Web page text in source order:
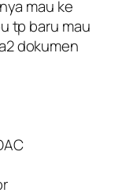
mau ke
tp baru mau
dokumen